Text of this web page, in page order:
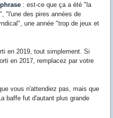
: est-ce que ça a été "la
"l'une des pires années de
une année "trop de jeux et
en 2019, tout simplement. Si
en 2017, remplacez par votre
vous n'attendiez pas, mais que
baffe fut d'autant plus grande